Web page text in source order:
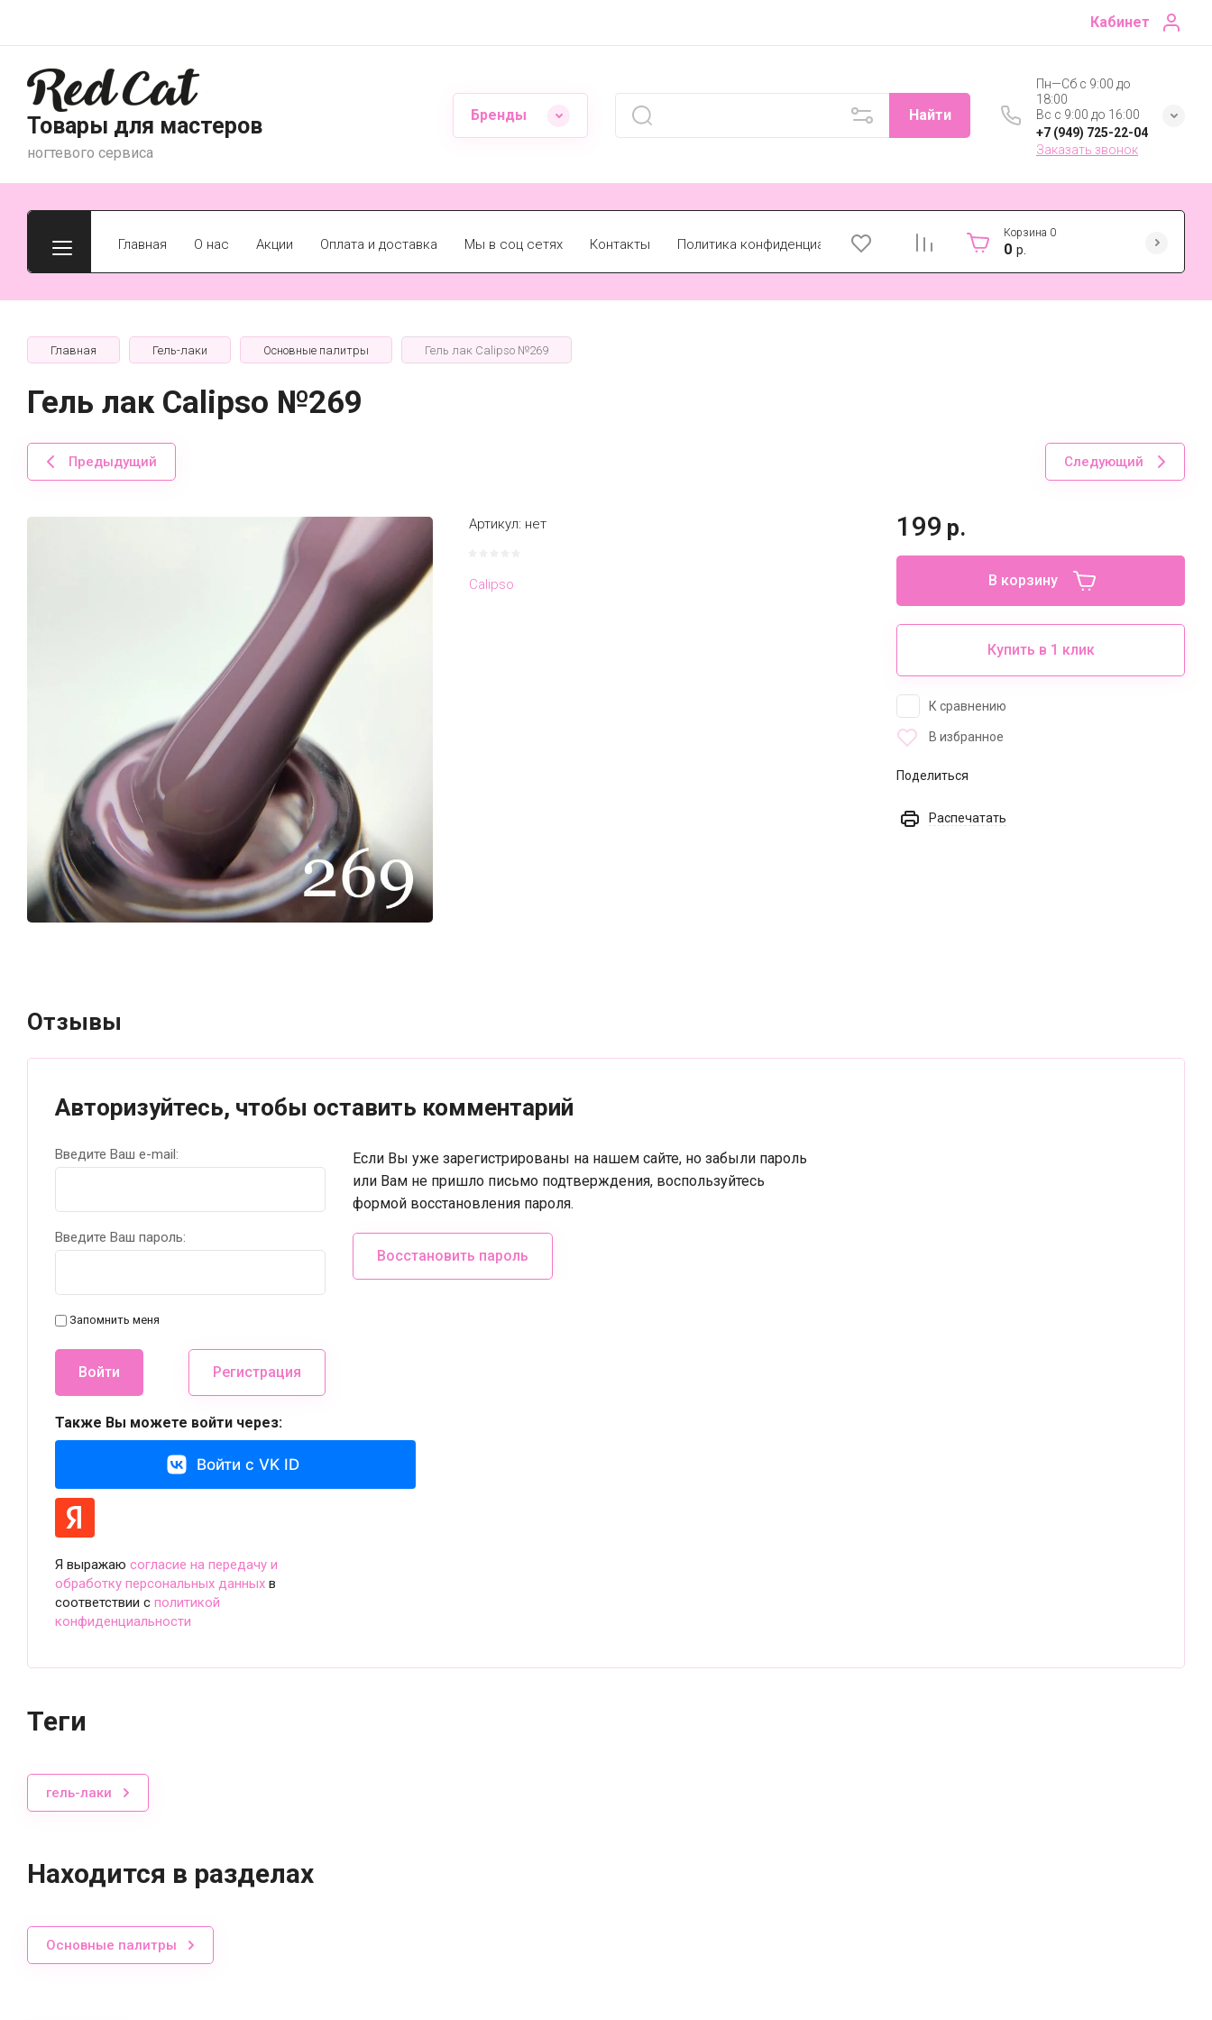
Кабинет
Товары для мастеров
ногтевого сервиса
Бренды Найти
Пн—Сб с 9:00 до
18:00
Вс с 9:00 до 16:00
+7 (949) 725-22-04
Заказать звонок
Главная О нас Акции Оплата и доставка Мы в соц сетях Контакты Политика конфиденциальности
Корзина 0
0 р.
Главная Гель-лаки Основные палитры Гель лак Calipso №269
Гель лак Calipso №269
Предыдущий Следующий
Артикул: нет
Calipso
199 р.
В корзину
Купить в 1 клик
К сравнению
В избранное
Поделиться
Распечатать
Отзывы
Авторизуйтесь, чтобы оставить комментарий
Введите Ваш e-mail:
Введите Ваш пароль:
Запомнить меня
Войти Регистрация
Если Вы уже зарегистрированы на нашем сайте, но забыли пароль
или Вам не пришло письмо подтверждения, воспользуйтесь
формой восстановления пароля.
Восстановить пароль
Также Вы можете войти через:
Войти с VK ID
Я выражаю согласие на передачу и
обработку персональных данных в
соответствии с политикой
конфиденциальности
теги
гель-лаки
Находится в разделах
Основные палитры